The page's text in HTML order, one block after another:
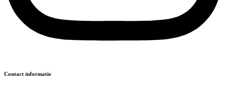
Contact informatie